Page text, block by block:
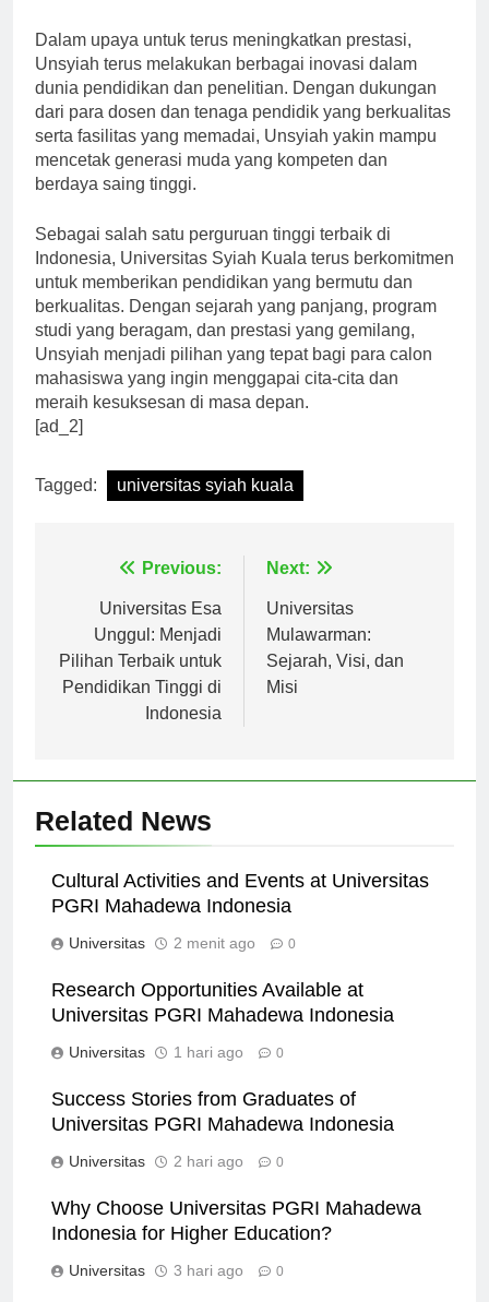
Dalam upaya untuk terus meningkatkan prestasi,
Unsyiah terus melakukan berbagai inovasi dalam
dunia pendidikan dan penelitian. Dengan dukungan
dari para dosen dan tenaga pendidik yang berkualitas
serta fasilitas yang memadai, Unsyiah yakin mampu
mencetak generasi muda yang kompeten dan
berdaya saing tinggi.
Sebagai salah satu perguruan tinggi terbaik di
Indonesia, Universitas Syiah Kuala terus berkomitmen
untuk memberikan pendidikan yang bermutu dan
berkualitas. Dengan sejarah yang panjang, program
studi yang beragam, dan prestasi yang gemilang,
Unsyiah menjadi pilihan yang tepat bagi para calon
mahasiswa yang ingin menggapai cita-cita dan
meraih kesuksesan di masa depan.
[ad_2]
Tagged: universitas syiah kuala
Navigasi
pos
Previous:
Universitas Esa
Unggul: Menjadi
Pilihan Terbaik untuk
Pendidikan Tinggi di
Indonesia
Next:
Universitas
Mulawarman:
Sejarah, Visi, dan
Misi
Related News
Cultural Activities and Events at Universitas
PGRI Mahadewa Indonesia
Universitas 2 menit ago 0
Research Opportunities Available at
Universitas PGRI Mahadewa Indonesia
Universitas 1 hari ago 0
Success Stories from Graduates of
Universitas PGRI Mahadewa Indonesia
Universitas 2 hari ago 0
Why Choose Universitas PGRI Mahadewa
Indonesia for Higher Education?
Universitas 3 hari ago 0